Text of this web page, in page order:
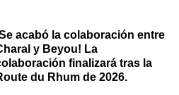
acabó la colaboración entre
y Beyou! La
finalizará tras la
du Rhum de 2026.